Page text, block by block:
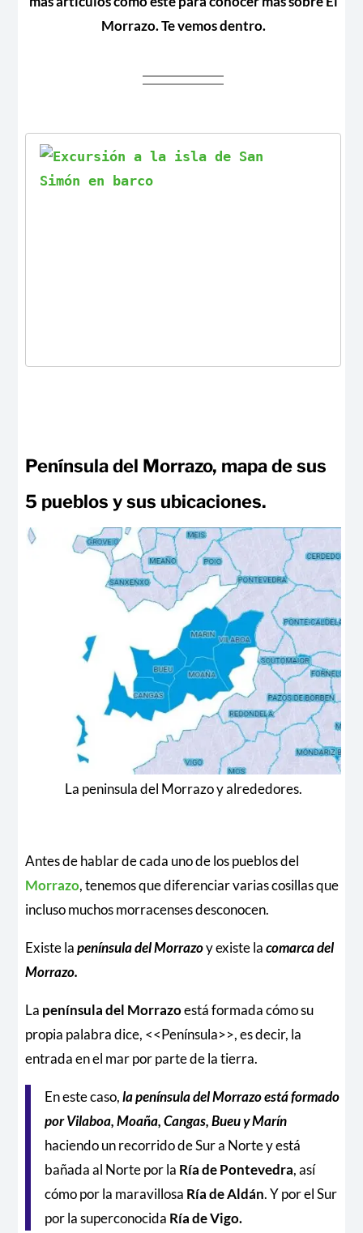
Morrazo. Te vemos dentro.
Península del Morrazo, mapa de sus
5 pueblos y sus ubicaciones.
La peninsula del Morrazo y alrededores.
Antes de hablar de cada uno de los pueblos del
Morrazo, tenemos que diferenciar varias cosillas que
incluso muchos morracenses desconocen.
Existe lapenínsula del Morrazoy existe lacomarca del
Morrazo.
La península del Morrazoestá formada cómo su
propia palabra dice, <<Península>>, es decir, la
entrada en el mar por parte de la tierra.
En este caso,la península del Morrazo está formado
por Vilaboa, Moaña, Cangas, Bueu y Marín
haciendo un recorrido de Sur a Norte y está
bañada al Norte por la Ría de Pontevedra, así
cómo por la maravillosa Ría de Aldán. Y por el Sur
por la superconocida Ría de Vigo.